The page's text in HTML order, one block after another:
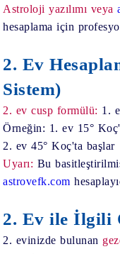
Astroloji yazılımı veya
hesaplama için
2. Ev
Sistem)
2. ev cusp formülü: 1.
Örneğin: 1. ev 15°
2. ev 45° Koç'ta başlar
Uyarı: Bu
astrovefk.com
2. Ev ile İlgili
2. evinizde bulunan